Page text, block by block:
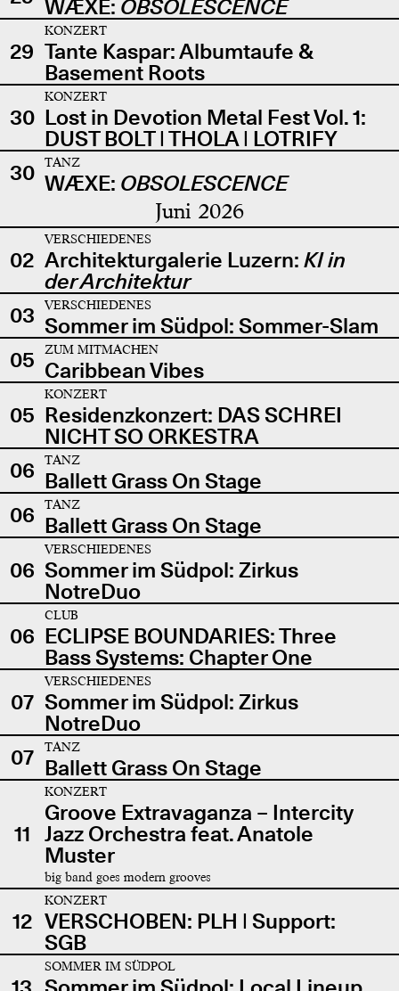
WÆXE: OBSOLESCENCE
29
KONZERT
Tante Kaspar: Albumtaufe &
Basement Roots
30
KONZERT
Lost in Devotion Metal Fest Vol. 1:
DUST BOLT | THOLA | LOTRIFY
30
TANZ
WÆXE: OBSOLESCENCE
Juni 2026
02
VERSCHIEDENES
Architekturgalerie Luzern: KI in
der Architektur
03
VERSCHIEDENES
Sommer im Südpol: Sommer-Slam
05
ZUM MITMACHEN
Caribbean Vibes
05
KONZERT
Residenzkonzert: DAS SCHREI
NICHT SO ORKESTRA
06
TANZ
Ballett Grass On Stage
06
TANZ
Ballett Grass On Stage
06
VERSCHIEDENES
Sommer im Südpol: Zirkus
NotreDuo
06
CLUB
ECLIPSE BOUNDARIES: Three
Bass Systems: Chapter One
07
VERSCHIEDENES
Sommer im Südpol: Zirkus
NotreDuo
07
TANZ
Ballett Grass On Stage
11
KONZERT
Groove Extravaganza – Intercity
Jazz Orchestra feat. Anatole
Muster
big band goes modern grooves
12
KONZERT
VERSCHOBEN: PLH | Support:
SGB
SOMMER IM SÜDPOL